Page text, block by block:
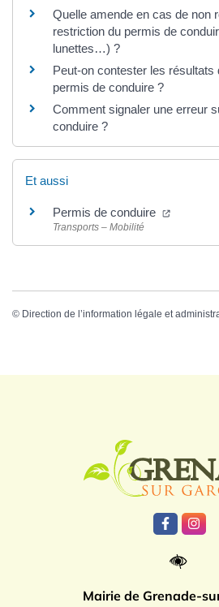
Quelle amende en cas de non
restriction du permis de
lunettes…) ?
Peut-on contester les résultats
permis de conduire ?
Comment signaler une erreur
conduire ?
Et aussi
Permis de conduire
Transports – Mobilité
© Direction de l’information légale et
Lien
Mairie de Grenade-